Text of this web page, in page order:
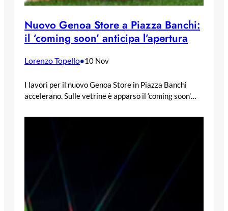
Nuovo Genoa Store a Piazza Banchi:
il ‘coming soon’ anticipa l’apertura
Lorenzo Topello•10 Nov
I lavori per il nuovo Genoa Store in Piazza Banchi
accelerano. Sulle vetrine è apparso il ‘coming soon’…